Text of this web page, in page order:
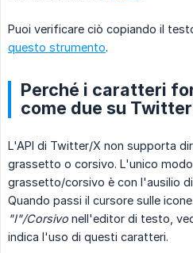
Puoi verificare ciò copiando il
questo strumento.
Perché i caratteri
come due su
L'API di Twitter/X non supporta
grassetto o corsivo. L'unico
grassetto/corsivo è con l'ausilio
Quando passi il cursore sulle icone
"I"/Corsivo nell'editor di testo,
indica l'uso di questi caratteri.